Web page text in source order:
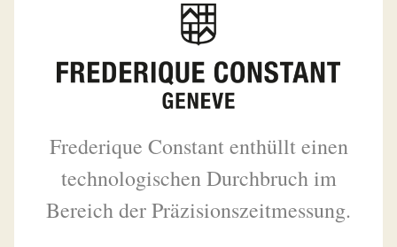
Frederique Constant enthüllt einen
technologischen Durchbruch im
Bereich der Präzisionszeitmessung.